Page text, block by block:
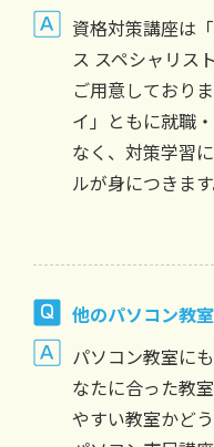
資格対策講座は
ス スペシャリス
ご用意しており
イ」ともに就職
なく、対策学習
ルが身につきます
他のパソコン教
パソコン教室に
なたに合った教
やすい教室かどう